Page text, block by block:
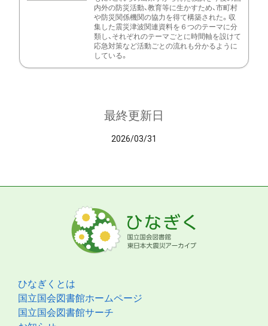
内外の防災活動、教育等に生かすため、市町村
や防災関係機関の協力を得て構築された。収
集した震災津波関連資料を６つのテーマに分
類し、それぞれのテーマごとに時間軸を設けて
応急対策など活動ごとの流れも分かるように
している。
最終更新日
2026/03/31
ひなぎくとは
国立国会図書館ホームページ
国立国会図書館サーチ